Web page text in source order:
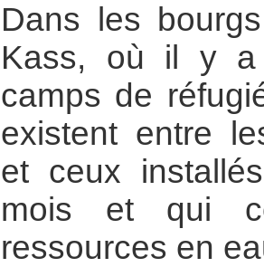
Dans les
Kass, où il y a
camps de
existent entre
et ceux
mois et qui
ressources en